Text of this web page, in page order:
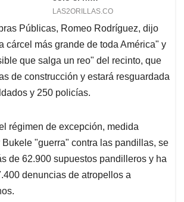
Públicas, Romeo Rodríguez, dijo
cárcel más grande de toda América" y
que salga un reo" del recinto, que
de construcción y estará resguardada
y 250 policías.
régimen de excepción, medida
"guerra" contra las pandillas, se
de 62.900 supuestos pandilleros y ha
denuncias de atropellos a